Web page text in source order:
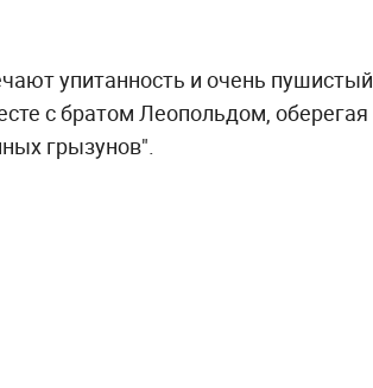
упитанность и очень пушистый
с братом Леопольдом, оберегая
грызунов".